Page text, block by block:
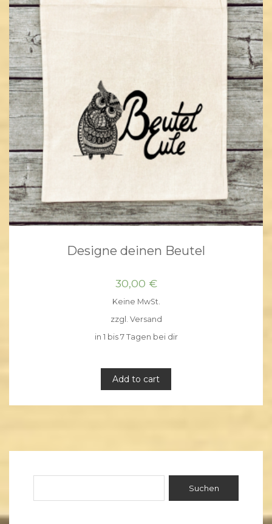
Designe deinen Beutel
30,00 €
Keine MwSt.
zzgl. Versand
in 1 bis 7 Tagen bei dir
Add to cart